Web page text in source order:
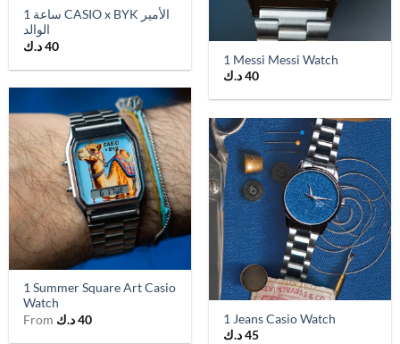
1 ساعة CASIO x BYK الأمير
الوالد
40د.ك
1 Messi Messi Watch
40د.ك
1 Summer Square Art Casio
Watch
From
40د.ك
1 Jeans Casio Watch
45د.ك